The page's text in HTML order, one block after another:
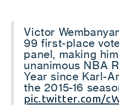
Victor
99 first-place
panel, making
unanimous NBA
Year since Karl-
the 2015-16
pic.twitter.com/